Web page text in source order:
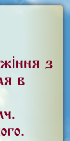
з
в